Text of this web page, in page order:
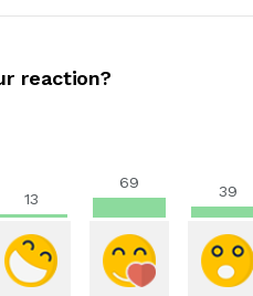
reaction?
13
69 39